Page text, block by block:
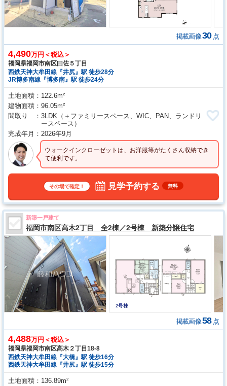
掲載画像30 点
4,490万円＜税込＞
福岡県福岡市南区曰佐５丁目
西鉄天神大牟田線『井尻』駅 徒歩28分
JR博多南線『博多南』駅 徒歩24分
土地面積
122.6m²
建物面積
96.05m²
間取り
3LDK （＋ファミリースペース、WIC、PAN、ランドリ
ースペース）
完成年月
2026年9月
ウォークインクローゼットは、お洋服等がたくさん収納でき
て便利です。
その場で確定！ 見学予約する 無料
新築一戸建て
福岡市南区高木2丁目 全2棟／2号棟 新築分譲住宅
掲載画像58 点
4,488万円＜税込＞
福岡県福岡市南区高木２丁目18-8
西鉄天神大牟田線『大橋』駅 徒歩16分
西鉄天神大牟田線『井尻』駅 徒歩15分
土地面積 136.89m²